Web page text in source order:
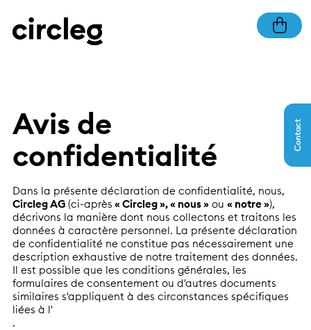
Contact
Avis de
confidentialité
Dans la présente déclaration de confidentialité, nous,
Circleg AG (ci-après « Circleg », « nous » ou « notre »),
décrivons la manière dont nous collectons et traitons les
données à caractère personnel. La présente déclaration
de confidentialité ne constitue pas nécessairement une
description exhaustive de notre traitement des données.
Il est possible que les conditions générales, les
formulaires de consentement ou d'autres documents
similaires s'appliquent à des circonstances spécifiques
liées à l'
.